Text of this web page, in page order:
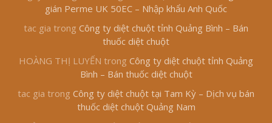
gián Perme UK 50EC – Nhập khẩu Anh Quốc
tac gia trong Công ty diệt chuột tỉnh Quảng Bình – Bán
thuốc diệt chuột
HOÀNG THỊ LUYẾN trong Công ty diệt chuột tỉnh Quảng
Bình – Bán thuốc diệt chuột
tac gia trong Công ty diệt chuột tại Tam Kỳ – Dịch vụ bán
thuốc diệt chuột Quảng Nam